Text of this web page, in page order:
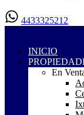
4433325212
INICIO
En